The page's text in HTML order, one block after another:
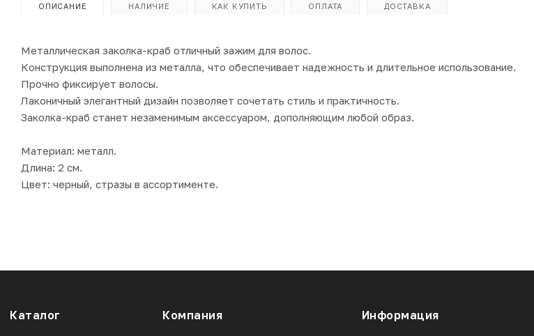
ОПИСАНИЕ НАЛИЧИЕ КАК КУПИТЬ ОПЛАТА ДОСТАВКА
Металлическая заколка-краб отличный зажим для волос.
Конструкция выполнена из металла, что обеспечивает надежность и длительное использование.
Прочно фиксирует волосы.
Лаконичный элегантный дизайн позволяет сочетать стиль и практичность.
Заколка-краб станет незаменимым аксессуаром, дополняющим любой образ.
Материал: металл.
Длина: 2 см.
Цвет: черный, стразы в ассортименте.
Каталог Компания Информация